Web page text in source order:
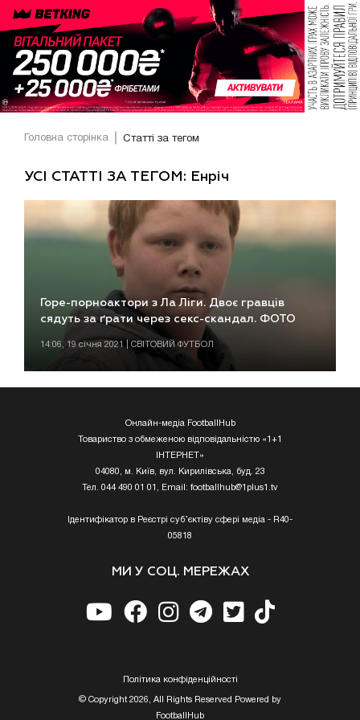
Головна сторінка Статті за тегом
УСІ СТАТТІ ЗА ТЕГОМ: Енріч
Горе-порноактори з Ла Ліги. Двоє гравців
сядуть за ґрати через секс-скандал. ФОТО
14:06, 19 січня 2021 | СВІТОВИЙ ФУТБОЛ
Онлайн-медіа FootballHub
Товариство з обмеженою відповідальністю «1+1
ІНТЕРНЕТ»
04080, м. Київ, вул. Кирилівська, буд. 23
Тел. 044 490 01 01, Email: footballhub@1plus1.tv
Ідентифікатор в Реєстрі суб’єктіву сфері медіа - R40-
05818
МИ У СОЦ. МЕРЕЖАХ
Полiтика конфiденцiйностi
© Copyright 2026, All Rights Reserved Powered by
FootballHub